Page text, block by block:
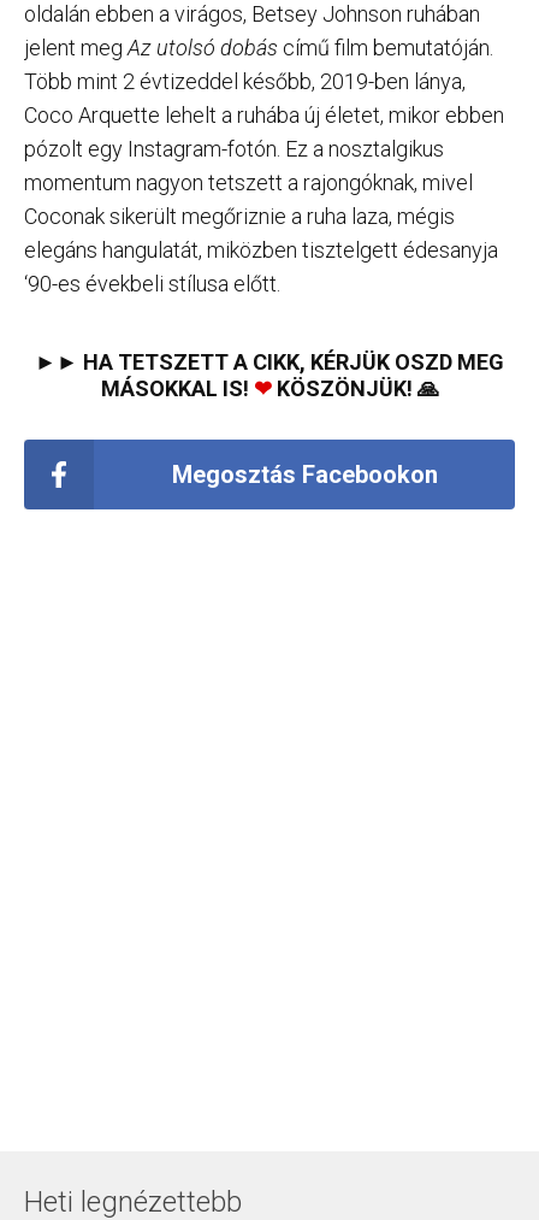
oldalán ebben a virágos, Betsey Johnson ruhában
jelent meg Az utolsó dobás című film bemutatóján.
Több mint 2 évtizeddel később, 2019-ben lánya,
Coco Arquette lehelt a ruhába új életet, mikor ebben
pózolt egy Instagram-fotón. Ez a nosztalgikus
momentum nagyon tetszett a rajongóknak, mivel
Coconak sikerült megőriznie a ruha laza, mégis
elegáns hangulatát, miközben tisztelgett édesanyja
‘90-es évekbeli stílusa előtt.
►► HA TETSZETT A CIKK, KÉRJÜK OSZD MEG
MÁSOKKAL IS! ❤KÖSZÖNJÜK! 🙏
Megosztás Facebookon
Heti legnézettebb